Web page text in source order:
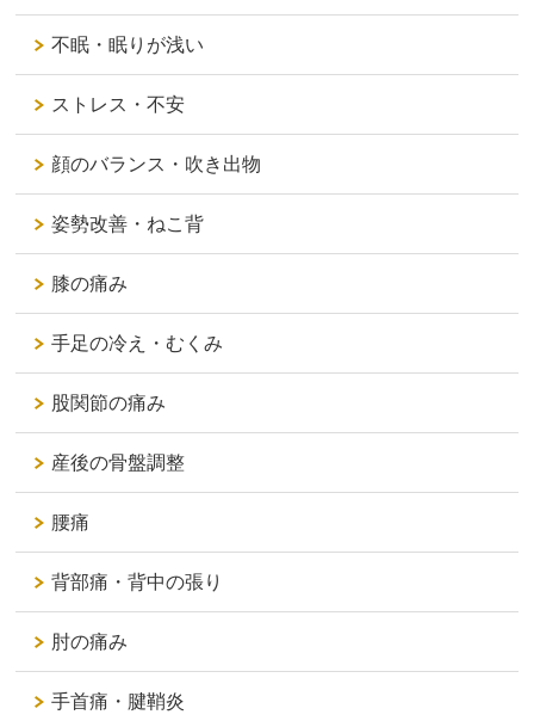
不眠・眠りが浅い
ストレス・不安
顔のバランス・吹き出物
姿勢改善・ねこ背
膝の痛み
手足の冷え・むくみ
股関節の痛み
産後の骨盤調整
腰痛
背部痛・背中の張り
肘の痛み
手首痛・腱鞘炎